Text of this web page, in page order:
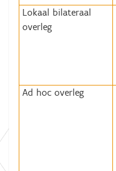
Lokaal bilateraal
overleg
Ad hoc overleg